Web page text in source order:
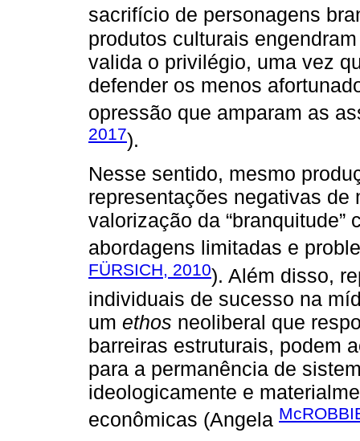
sacrifício de personagens
produtos culturais
valida o privilégio, uma vez
defender os menos
opressão que amparam as
2017).
Nesse sentido, mesmo
representações negativas de
valorização da
abordagens limitadas e
FÜRSICH, 2010). Além disso,
individuais de sucesso na
um ethos neoliberal que
barreiras estruturais, podem
para a permanência de
ideologicamente e
econômicas (Angela